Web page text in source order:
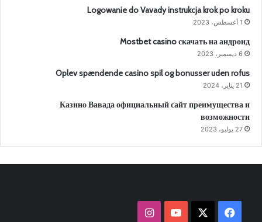
Logowanie do Vavady instrukcja krok po kroku
1 أغسطس، 2023
Mostbet casino скачать на андроид
6 ديسمبر، 2023
Oplev spændende casino spil og bonusser uden rofus
21 يناير، 2024
Казино Вавада официальный сайт преимущества и
возможности
27 يوليو، 2023
فيسبوك ‫YouTubeانستقرام